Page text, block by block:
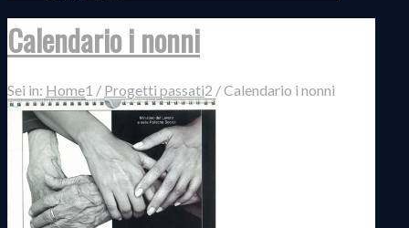
Calendario i nonni
Sei in: Home1 / Progetti passati2 /Calendario i nonni